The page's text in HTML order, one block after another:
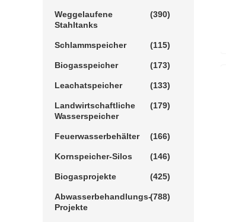
Weggelaufene
Stahltanks
(390)
Schlammspeicher (115)
Biogasspeicher (173)
Leachatspeicher (133)
Landwirtschaftliche
Wasserspeicher
(179)
Feuerwasserbehälter (166)
Kornspeicher-Silos (146)
Biogasprojekte (425)
Abwasserbehandlungs-
Projekte
(788)